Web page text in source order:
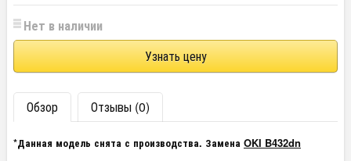
Нет в наличии
Узнать цену
Обзор Отзывы (0)
*Данная модель снята с производства. Замена OKI B432dn